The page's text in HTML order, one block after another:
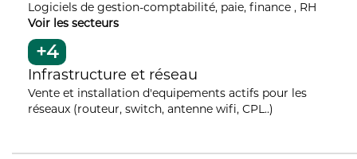
Logiciels de gestion-comptabilité, paie, finance , RH
Voir les secteurs
+4
Infrastructure et réseau
Vente et installation d'equipements actifs pour les
réseaux (routeur, switch, antenne wifi, CPL..)